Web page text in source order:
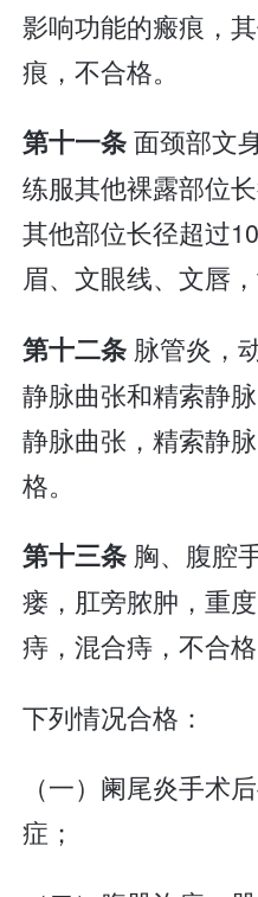
影响功能的瘢痕，
痕，不合格。
第十一条面颈部文
练服其他裸露部位
其他部位长径超过
眉、文眼线、文唇
第十二条 脉管炎，
静脉曲张和精索静
静脉曲张，精索静
格。
第十三条 胸、腹腔
瘘，肛旁脓肿，重
痔，混合痔，不合格
下列情况合格：
（一）阑尾炎手术
症；